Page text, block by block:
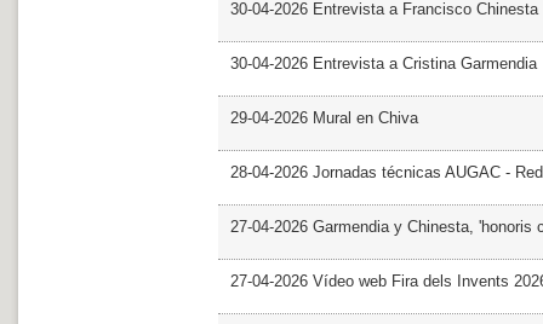
30-04-2026 Entrevista a Francisco Chinesta
30-04-2026 Entrevista a Cristina Garmendia
29-04-2026 Mural en Chiva
28-04-2026 Jornadas técnicas AUGAC -
27-04-2026 Garmendia y Chinesta, 'honoris
27-04-2026 Vídeo web Fira dels Invents